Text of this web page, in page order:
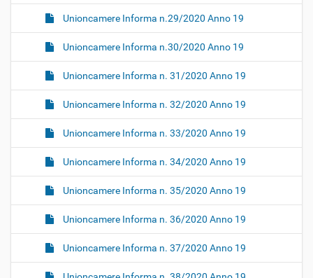
Unioncamere Informa n.29/2020 Anno 19
Unioncamere Informa n.30/2020 Anno 19
Unioncamere Informa n. 31/2020 Anno 19
Unioncamere Informa n. 32/2020 Anno 19
Unioncamere Informa n. 33/2020 Anno 19
Unioncamere Informa n. 34/2020 Anno 19
Unioncamere Informa n. 35/2020 Anno 19
Unioncamere Informa n. 36/2020 Anno 19
Unioncamere Informa n. 37/2020 Anno 19